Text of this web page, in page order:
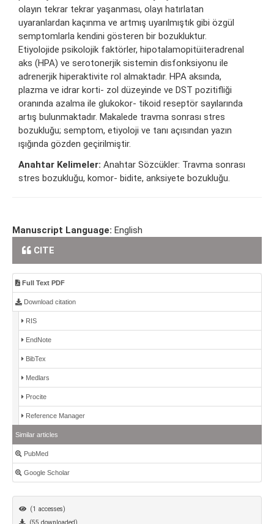
olayın tekrar tekrar yaşanması, olayı hatırlatan
uyaranlardan kaçınma ve artmış uyarılmıştık gibi özgül
semptomlarla kendini gösteren bir bozukluktur.
Etiyolojide psikolojik faktörler, hipotalamopitüiteradrenal
aks (HPA) ve serotonerjik sistemin disfonksiyonu ile
adrenerjik hiperaktivite rol almaktadır. HPA aksında,
plazma ve idrar korti- zol düzeyinde ve DST pozitifliği
oranında azalma ile glukokor- tikoid reseptör sayılarında
artış bulunmaktadır. Makalede travma sonrası stres
bozukluğu; semptom, etiyoloji ve tanı açısından yazın
ışığında gözden geçirilmiştir.
Anahtar Kelimeler: Anahtar Sözcükler: Travma sonrası
stres bozukluğu, komor- bidite, anksiyete bozukluğu.
Manuscript Language: English
CITE
Full Text PDF
Download citation
RIS
EndNote
BibTex
Medlars
Procite
Reference Manager
Similar articles
PubMed
Google Scholar
(1 accesses)
(55 downloaded)